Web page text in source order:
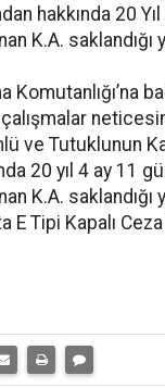
hakkında 20
K.A. saklandığı
Komutanlığı’na
ve Tutuklunun
20 yıl 4 ay 11
K.A. saklandığı
E Tipi Kapalı